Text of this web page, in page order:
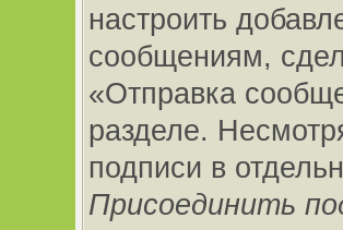
настроить
сообщениям,
«Отправка
разделе.
подписи в
Присоединить